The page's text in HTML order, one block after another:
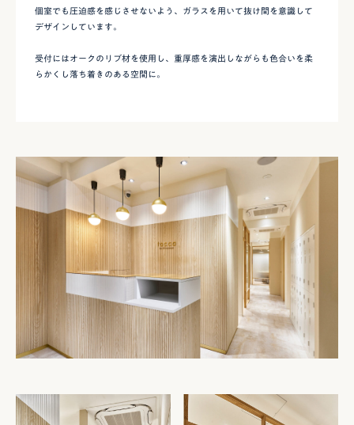
個室でも圧迫感を感じさせないよう、ガラスを用いて抜け間を意識して
デザインしています。
受付にはオークのリブ材を使用し、重厚感を演出しながらも色合いを柔
らかくし落ち着きのある空間に。